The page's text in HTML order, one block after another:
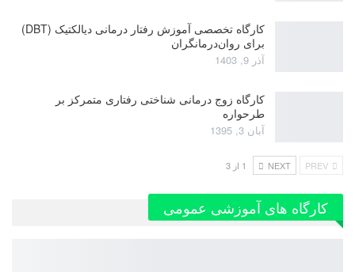
کارگاه تخصصی آموزش رفتار درمانی دیالکتیک (DBT)
برای روان‌درمانگران
آذر 9, 1403
کارگاه زوج‌ درمانی شناختی رفتاری متمرکز بر
طرحواره
آبان 3, 1395
NEXT 1 از 3
کارگاه های آموزشی عمومی